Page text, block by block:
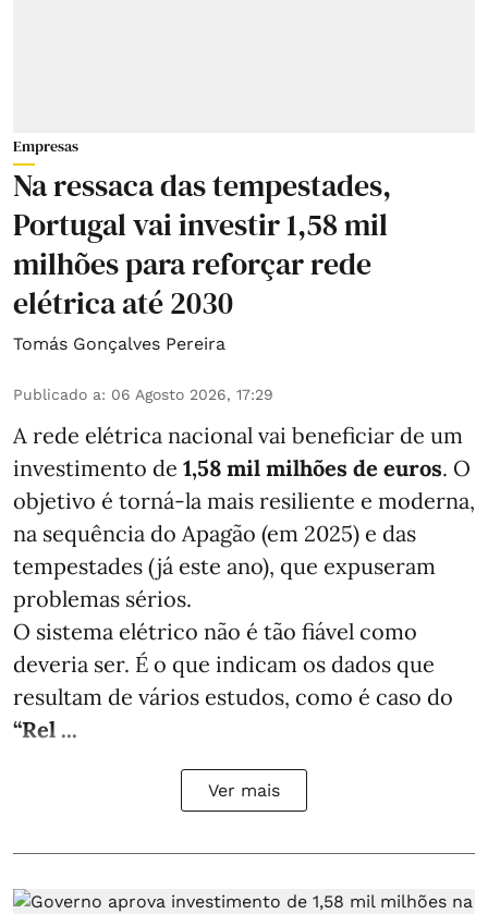
Empresas
Na ressaca das tempestades,
Portugal vai investir 1,58 mil
milhões para reforçar rede
elétrica até 2030
Tomás Gonçalves Pereira
Publicado a: 06 Agosto 2026, 17:29
A rede elétrica nacional vai beneficiar de um
investimento de 1,58 mil milhões de euros. O
objetivo é torná-la mais resiliente e moderna,
na sequência do Apagão (em 2025) e das
tempestades (já este ano), que expuseram
problemas sérios.
O sistema elétrico não é tão fiável como
deveria ser. É o que indicam os dados que
resultam de vários estudos, como é caso do
“Rel ...
Ver mais